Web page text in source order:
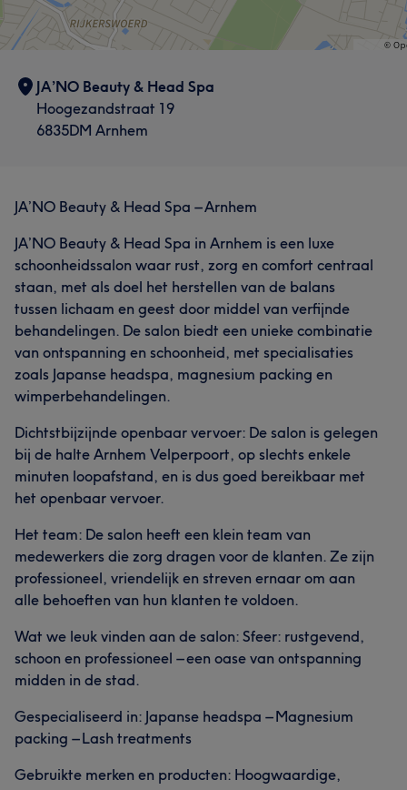
JA’NO Beauty & Head Spa
Hoogezandstraat 19
6835DM Arnhem
JA’NO Beauty & Head Spa – Arnhem
JA’NO Beauty & Head Spa in Arnhem is een luxe
schoonheidssalon waar rust, zorg en comfort centraal
staan, met als doel het herstellen van de balans
tussen lichaam en geest door middel van verfijnde
behandelingen. De salon biedt een unieke combinatie
van ontspanning en schoonheid, met specialisaties
zoals Japanse headspa, magnesium packing en
wimperbehandelingen.
Dichtstbijzijnde openbaar vervoer: De salon is gelegen
bij de halte Arnhem Velperpoort, op slechts enkele
minuten loopafstand, en is dus goed bereikbaar met
het openbaar vervoer.
Het team: De salon heeft een klein team van
medewerkers die zorg dragen voor de klanten. Ze zijn
professioneel, vriendelijk en streven ernaar om aan
alle behoeften van hun klanten te voldoen.
Wat we leuk vinden aan de salon: Sfeer: rustgevend,
schoon en professioneel – een oase van ontspanning
midden in de stad.
Gespecialiseerd in: Japanse headspa – Magnesium
packing – Lash treatments
Gebruikte merken en producten: Hoogwaardige,